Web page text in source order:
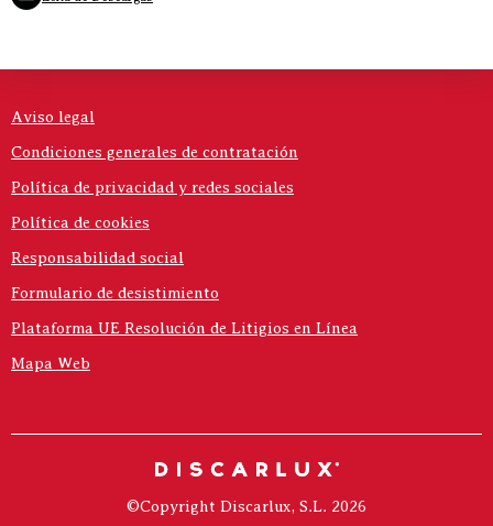
Aviso legal
Condiciones generales de contratación
Política de privacidad y redes sociales
Política de cookies
Responsabilidad social
Formulario de desistimiento
Plataforma UE Resolución de Litigios en Línea
Mapa Web
©Copyright Discarlux, S.L. 2026